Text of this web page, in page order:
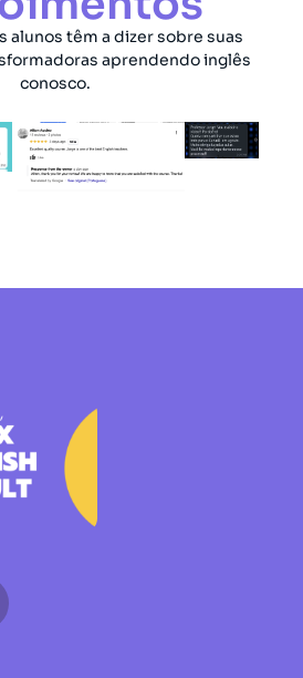
alunos têm a dizer sobre suas
aprendendo inglês
conosco.